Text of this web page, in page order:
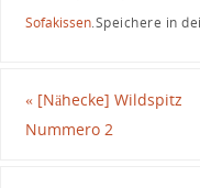
Sofakissen.Speichere in
«[Nähecke] Wildspitz
Nummero 2